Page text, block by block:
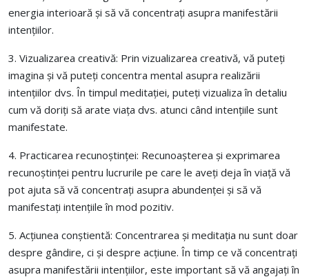
energia interioară și să vă concentrați asupra manifestării
intențiilor.
3. Vizualizarea creativă: Prin vizualizarea creativă, vă puteți
imagina și vă puteți concentra mental asupra realizării
intențiilor dvs. În timpul meditației, puteți vizualiza în detaliu
cum vă doriți să arate viața dvs. atunci când intențiile sunt
manifestate.
4. Practicarea recunoștinței: Recunoașterea și exprimarea
recunoștinței pentru lucrurile pe care le aveți deja în viață vă
pot ajuta să vă concentrați asupra abundenței și să vă
manifestați intențiile în mod pozitiv.
5. Acțiunea conștientă: Concentrarea și meditația nu sunt doar
despre gândire, ci și despre acțiune. În timp ce vă concentrați
asupra manifestării intențiilor, este important să vă angajați în